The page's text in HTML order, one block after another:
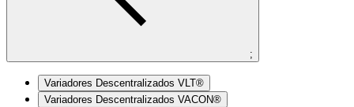
;
Variadores Descentralizados VLT®
Variadores Descentralizados VACON®